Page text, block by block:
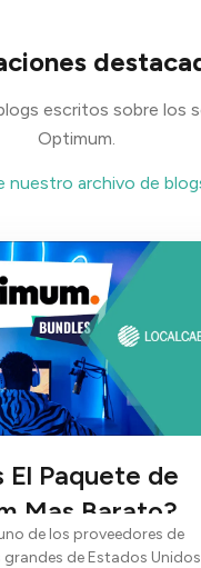
escritos sobre los
Optimum.
nuestro archivo de
El Paquete de
Mas Barato?
de los proveedores de
grandes de Estados